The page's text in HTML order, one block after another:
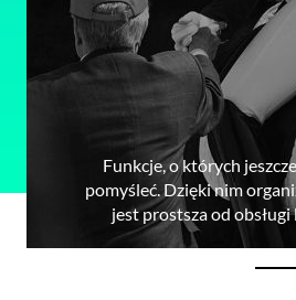
Funkcje, o których
pomyśleć. Dzięki nim
jest prostsza od